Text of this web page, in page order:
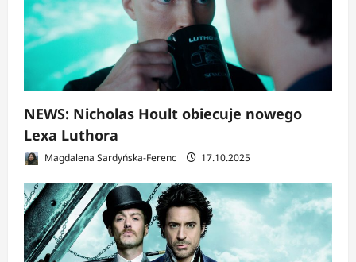
NEWS: Nicholas Hoult obiecuje nowego
Lexa Luthora
Magdalena Sardyńska-Ferenc 17.10.2025